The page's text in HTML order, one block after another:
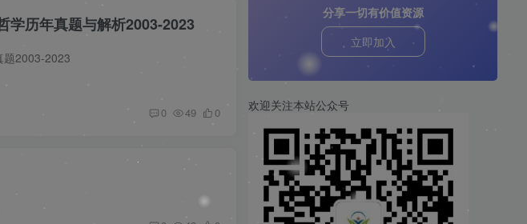
学历年真题与解析2003-2023
题2003-2023
0 49 0
分享一切有价值资源
立即加入
欢迎关注本站公众号